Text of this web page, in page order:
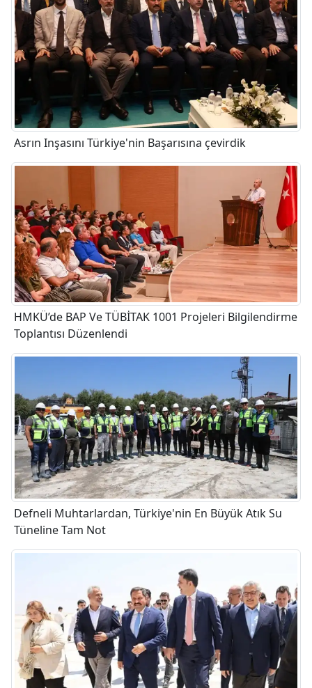
Asrın Inşasını Türkiye'nin Başarısına çevirdik
HMKÜ’de BAP Ve TÜBİTAK 1001 Projeleri Bilgilendirme
Toplantısı Düzenlendi
Defneli Muhtarlardan, Türkiye'nin En Büyük Atık Su
Tüneline Tam Not